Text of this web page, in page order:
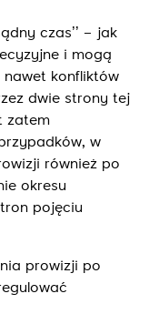
czas’’ – jak
i mogą
nawet konfliktów
dwie strony tej
zatem
w
również po
okresu
pojęciu
prowizji po